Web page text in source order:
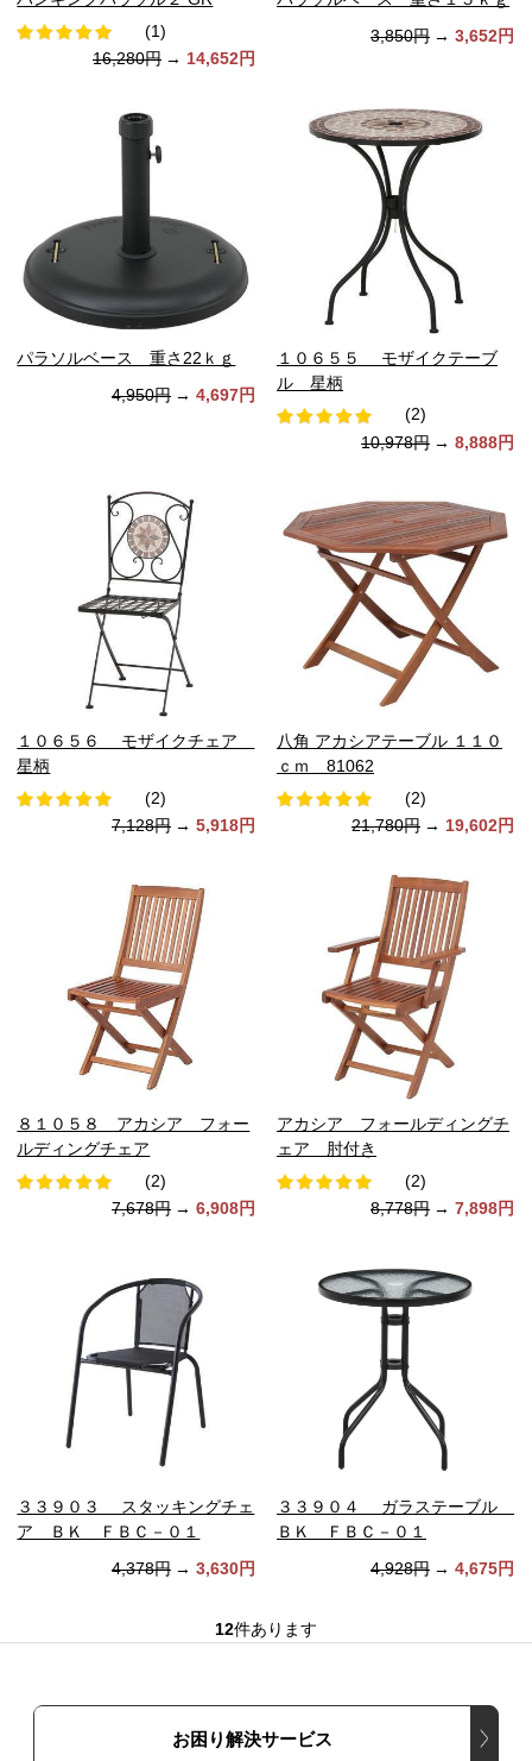
(1)
16,280円 → 14,652円
3,850円 → 3,652円
パラソルベース 重さ22ｋｇ
4,950円 → 4,697円
１０６５５ モザイクテーブ
ル 星柄
(2)
10,978円 → 8,888円
１０６５６ モザイクチェア
星柄
(2)
7,128円 → 5,918円
八角 アカシアテーブル １１０
ｃｍ 81062
(2)
21,780円 → 19,602円
８１０５８ アカシア フォー
ルディングチェア
(2)
7,678円 → 6,908円
アカシア フォールディングチ
ェア 肘付き
(2)
8,778円 → 7,898円
３３９０３ スタッキングチェ
ア ＢＫ ＦＢＣ－０１
4,378円 → 3,630円
３３９０４ ガラステーブル
ＢＫ ＦＢＣ－０１
4,928円 → 4,675円
12件あります
お困り解決サービス